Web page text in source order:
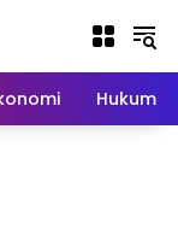
Hukum